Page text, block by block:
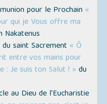
pour le Prochain «
qui je Vous offre ma
Nakatenus
saint Sacrement « Ô
entre vos mains pour
: Je suis ton Salut ! » du
au Dieu de l’Eucharistie